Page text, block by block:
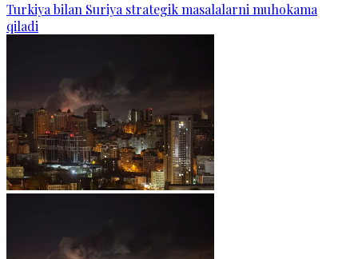
Turkiya bilan Suriya strategik masalalarni muhokama
qiladi